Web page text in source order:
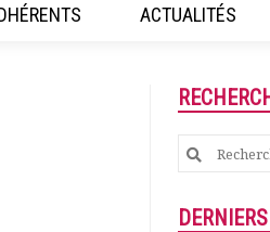
ACTUALITÉS
Search
for: